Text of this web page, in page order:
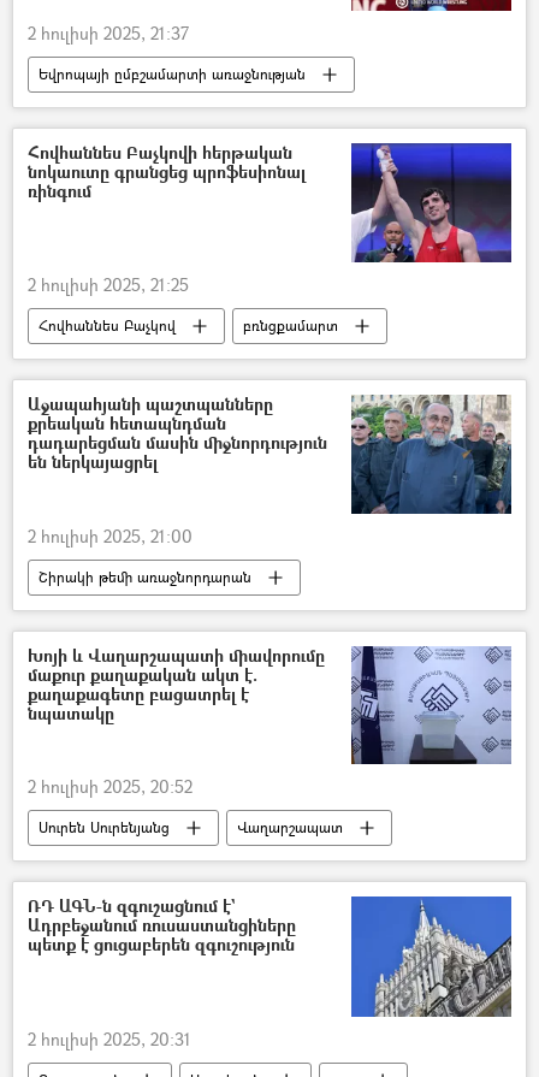
2 հուլիսի 2025, 21:37
Եվրոպայի ըմբշամարտի առաջնության
ըմբիշ
ըմբշամարտիկ
Գասպար Տերտերյան
մեդալ
Հովհաննես Բաչկովի հերթական
նոկաուտը գրանցեց պրոֆեսիոնալ
ռինգում
2 հուլիսի 2025, 21:25
Հովհաննես Բաչկով
բռնցքամարտ
բռնցքամարտիկ
հաղթանակ
Աջապահյանի պաշտպանները
քրեական հետապնդման
դադարեցման մասին միջնորդություն
են ներկայացրել
2 հուլիսի 2025, 21:00
Շիրակի թեմի առաջնորդարան
Միքայել արքեպիսկոպոս Աջապահյան
փաստաբան
ՀՀ դատախազություն
Քրեական գործ
Խոյի և Վաղարշապատի միավորումը
մաքուր քաղաքական ակտ է.
քաղաքագետը բացատրել է
նպատակը
2 հուլիսի 2025, 20:52
Սուրեն Սուրենյանց
Վաղարշապատ
Խոյ
Էջմիածին
համայնքների խոշորացում
ՌԴ ԱԳՆ-ն զգուշացնում է`
Ադրբեջանում ռուսաստանցիները
պետք է ցուցաբերեն զգուշություն
2 հուլիսի 2025, 20:31